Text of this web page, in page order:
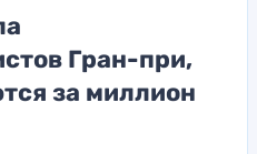
Гран-при,
за миллион